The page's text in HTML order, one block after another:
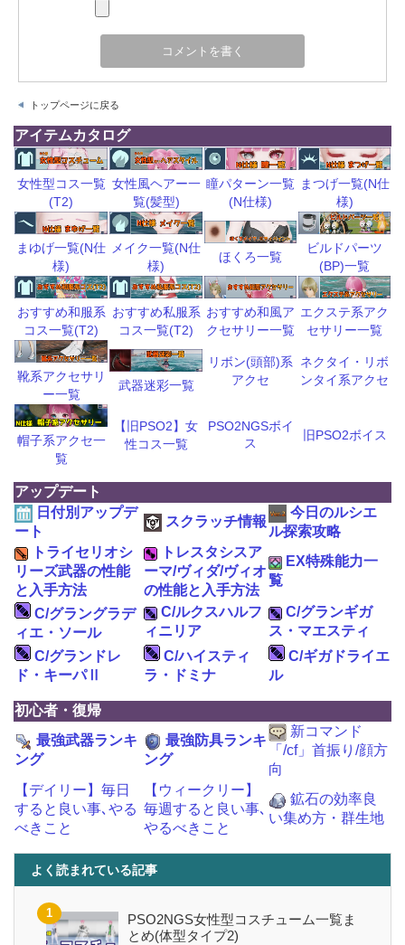
トップページに戻る
アイテムカタログ
女性型コス一覧
(T2)
女性風ヘアー一
覧(髪型)
瞳パターン一覧
(N仕様)
まつげ一覧(N仕
様)
まゆげ一覧(N仕
様)
メイク一覧(N仕
様)
ほくろ一覧
ビルドパーツ
(BP)一覧
おすすめ和服系
コス一覧(T2)
おすすめ私服系
コス一覧(T2)
おすすめ和風ア
クセサリー一覧
エクステ系アク
セサリー一覧
靴系アクセサリ
ー一覧
武器迷彩一覧
リボン(頭部)系
アクセ
ネクタイ・リボ
ンタイ系アクセ
帽子系アクセ一
覧
【旧PSO2】女
性コス一覧
PSO2NGSボイ
ス
旧PSO2ボイス
アップデート
日付別アップデ
ート
スクラッチ情報
今日のルシエ
ル探索攻略
トライセリオシ
リーズ武器の性能
と入手方法
トレスタシスア
ーマ/ヴィダ/ヴィオ
の性能と入手方法
EX特殊能力一
覧
C/グラングラデ
ィエ・ソール
C/ルクスハルフ
ィニリア
C/グランギガ
ス・マエスティ
C/グランドレ
ド・キーパⅡ
C/ハイスティ
ラ・ドミナ
C/ギガドライエ
ル
初心者・復帰
最強武器ランキ
ング
最強防具ランキ
ング
新コマンド
「/cf」首振り/顔方
向
【デイリー】毎日
すると良い事､やる
べきこと
【ウィークリー】
毎週すると良い事､
やるべきこと
鉱石の効率良
い集め方・群生地
よく読まれている記事
PSO2NGS女性型コスチューム一覧ま
とめ(体型タイプ2)